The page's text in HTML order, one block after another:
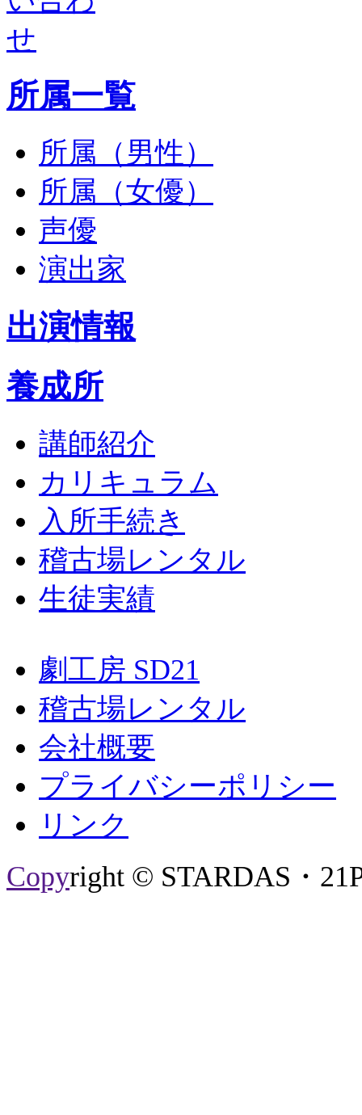
所属一覧
所属（男性）
所属（女優）
声優
演出家
出演情報
養成所
講師紹介
カリキュラム
入所手続き
稽古場レンタル
生徒実績
劇工房 SD21
稽古場レンタル
会社概要
プライバシーポリシー
リンク
Copyright © STARDAS・